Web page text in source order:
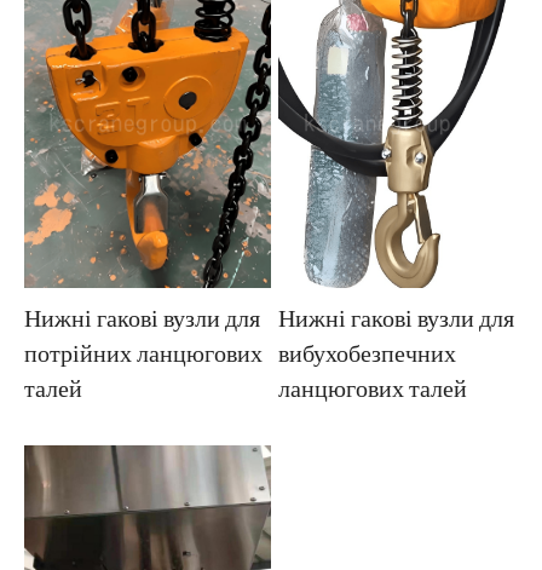
Нижні гакові вузли для
потрійних ланцюгових
талей
Нижні гакові вузли для
вибухобезпечних
ланцюгових талей